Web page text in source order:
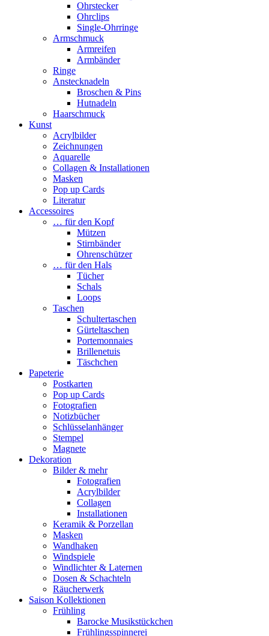
Ohrstecker
Ohrclips
Single-Ohrringe
Armschmuck
Armreifen
Armbänder
Ringe
Anstecknadeln
Broschen & Pins
Hutnadeln
Haarschmuck
Kunst
Acrylbilder
Zeichnungen
Aquarelle
Collagen & Installationen
Masken
Pop up Cards
Literatur
Accessoires
… für den Kopf
Mützen
Stirnbänder
Ohrenschützer
… für den Hals
Tücher
Schals
Loops
Taschen
Schultertaschen
Gürteltaschen
Portemonnaies
Brillenetuis
Täschchen
Papeterie
Postkarten
Pop up Cards
Fotografien
Notizbücher
Schlüsselanhänger
Stempel
Magnete
Dekoration
Bilder & mehr
Fotografien
Acrylbilder
Collagen
Installationen
Keramik & Porzellan
Masken
Wandhaken
Windspiele
Windlichter & Laternen
Dosen & Schachteln
Räucherwerk
Saison Kollektionen
Frühling
Barocke Musikstückchen
Frühlingsspinnerei